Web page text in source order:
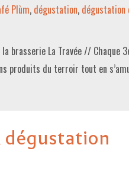
Plùm, dégustation, dégustation
brasserie La Travée // Chaque
produits du terroir tout en
dégustation